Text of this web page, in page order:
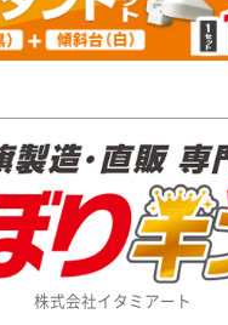
株式会社イタミアート